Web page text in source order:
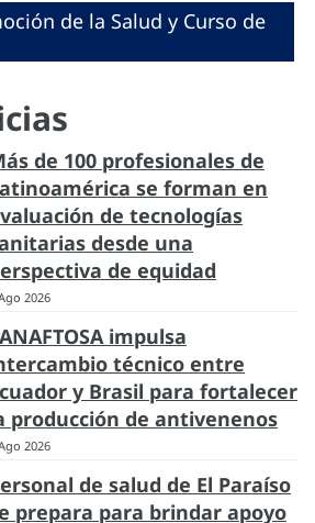
de la Salud y Curso de
de 100 profesionales de
se forman en
de tecnologías
desde una
de equidad
2026
impulsa
técnico entre
y Brasil para fortalecer
producción de antivenenos
2026
de salud de El Paraíso
prepara para brindar apoyo